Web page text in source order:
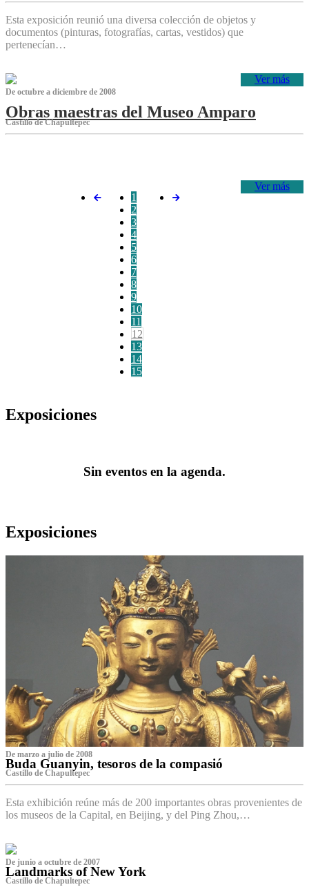
Esta exposición reunió una diversa colección de objetos y
documentos (pinturas, fotografías, cartas, vestidos) que
pertenecían…
Ver más
De octubre a diciembre de 2008
Obras maestras del Museo Amparo
Castillo de Chapultepec
Ver más
1
2
3
4
5
6
7
8
9
10
11
12
13
14
15
Exposiciones
Sin eventos en la agenda.
Exposiciones
De marzo a julio de 2008
Buda Guanyin, tesoros de la compasió
Castillo de Chapultepec
Esta exhibición reúne más de 200 importantes obras provenientes de
los museos de la Capital, en Beijing, y del Ping Zhou,…
De junio a octubre de 2007
Landmarks of New York
Castillo de Chapultepec